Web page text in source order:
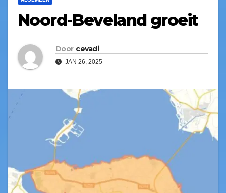
Noord-Beveland groeit
Door cevadi
JAN 26, 2025